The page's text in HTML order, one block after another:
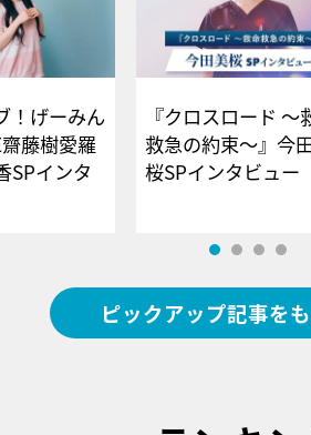
！げーみん
藤樹愛羅
SPインタ
『クロスロード ～
救急の約束～』今
桜SPインタビ
ピックアップ記事を